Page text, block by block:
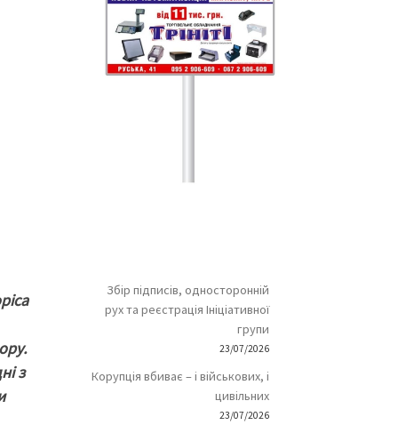
з
Збір підписів, односторонній
рух та реєстрація Ініціативної
групи
23/07/2026
Корупція вбиває – і військових, і
цивільних
23/07/2026